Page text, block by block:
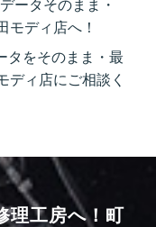
ータそのまま・
モディ店へ！
タをそのまま・最
ディ店にご相談く
工房へ！ 町